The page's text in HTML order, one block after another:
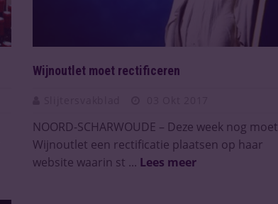
Wijnoutlet moet rectificeren
NOORD-SCHARWOUDE – Deze week nog moet
Wijnoutlet een rectificatie plaatsen op haar
website waarin st ... Lees meer